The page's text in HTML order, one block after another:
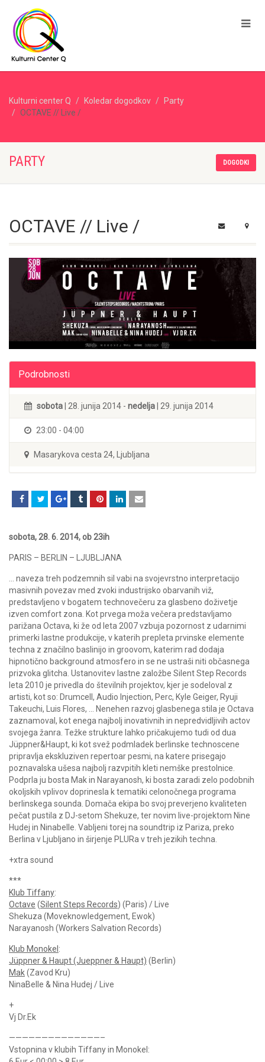
Kulturni center Q Koledar dogodkov
Party
OCTAVE // Live /
PARTY DOGODKI
OCTAVE // Live /
Podrobnosti
sobota | 28. junija 2014 - nedelja | 29. junija 2014
23:00 - 04:00
Masarykova cesta 24, Ljubljana
sobota, 28. 6. 2014, ob 23ih
PARIS – BERLIN – LJUBLJANA
… naveza treh podzemnih sil vabi na svojevrstno interpretacijo
masivnih povezav med zvoki industrijsko obarvanih viž,
predstavljeno v bogatem technovečeru za glasbeno doživetje
izven comfort zona. Kot prvega moža večera predstavljamo
parižana Octava, ki že od leta 2007 vzbuja pozornost z udarnimi
primerki lastne produkcije, v katerih prepleta prvinske elemente
techna z značilno baslinijo in groovom, katerim rad dodaja
hipnotično background atmosfero in se ne ustraši niti občasnega
prizvoka glitcha. Ustanovitev lastne založbe Silent Step Records
leta 2010 je privedla do številnih projektov, kjer je sodeloval z
artisti, kot so: Drumcell, Audio Injection, Perc, Kyle Geiger, Ryuji
Takeuchi, Luis Flores, … Nenehen razvoj glasbenega stila je Octava
zaznamoval, kot enega najbolj inovativnih in nepredvidljivih actov
svojega žanra. Težke strukture lahko pričakujemo tudi od dua
Jüppner&Haupt, ki kot svež podmladek berlinske technoscene
pripravlja ekskluziven repertoar pesmi, na katere prisegajo
poznavalska ušesa najbolj razvpitih kleti nemške prestolnice.
Podprla ju bosta Mak in Narayanosh, ki bosta zaradi zelo podobnih
okoljskih vplivov doprinesla k tematiki celonočnega programa
berlinskega sounda. Domača ekipa bo svoj preverjeno kvaliteten
pečat pustila z DJ-setom Shekuze, ter novim live-projektom Nine
Hudej in Ninabelle. Vabljeni torej na soundtrip iz Pariza, preko
Berlina v Ljubljano in širjenje PLURa v treh jezikih techna.
+xtra sound
***
Klub Tiffany:
Octave (Silent Steps Records) (Paris) / Live
Shekuza (Moveknowledgement, Ewok)
Narayanosh (Workers Salvation Records)
Klub Monokel :
Jüppner & Haupt (Jueppner & Haupt) (Berlin)
Mak(Zavod Kru)
NinaBelle & Nina Hudej / Live
+
Vj Dr.Ek
——————————————–
Vstopnina v klubih Tiffany in Monokel: